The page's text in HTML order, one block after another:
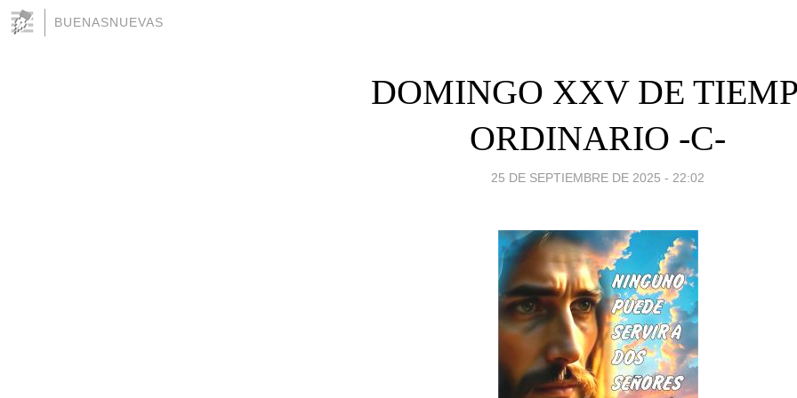
BUENASNUEVAS
DOMINGO XXV DE
ORDINARIO -C-
25 DE SEPTIEMBRE DE 2025 - 22:02